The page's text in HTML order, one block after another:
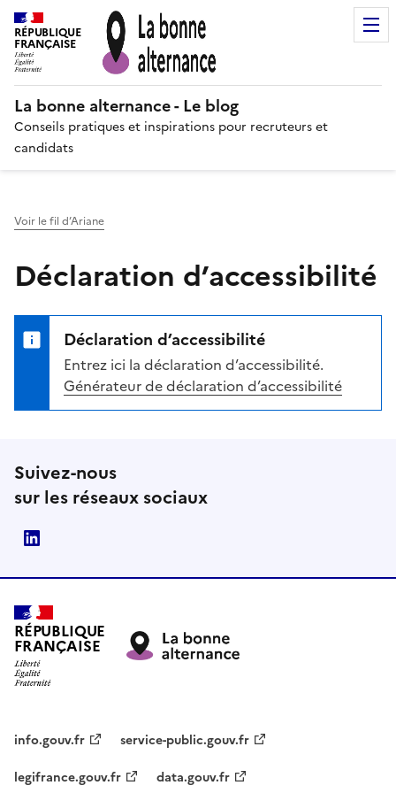
RÉPUBLIQUE
FRANÇAISE
La bonne alternance - Le blog
Conseils pratiques et inspirations pour recruteurs et
candidats
Voir le fil d’Ariane
Déclaration d’accessibilité
Déclaration d’accessibilité
Entrez ici la déclaration d’accessibilité.
Générateur de déclaration d’accessibilité
Suivez-nous
sur les réseaux sociaux
RÉPUBLIQUE
FRANÇAISE
info.gouv.fr
service-public.gouv.fr
legifrance.gouv.fr
data.gouv.fr